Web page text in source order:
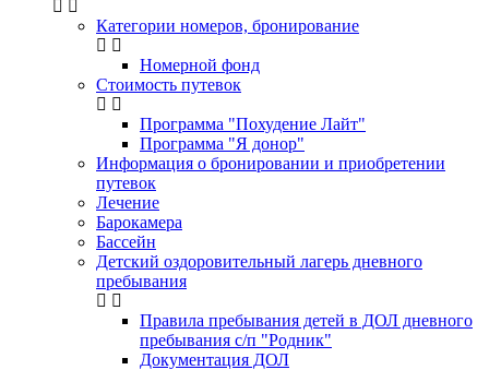
Категории номеров, бронирование
Номерной фонд
Стоимость путевок
Программа "Похудение Лайт"
Программа "Я донор"
Информация о бронировании и приобретении
путевок
Лечение
Барокамера
Бассейн
Детский оздоровительный лагерь дневного
пребывания
Правила пребывания детей в ДОЛ дневного
пребывания с/п "Родник"
Документация ДОЛ